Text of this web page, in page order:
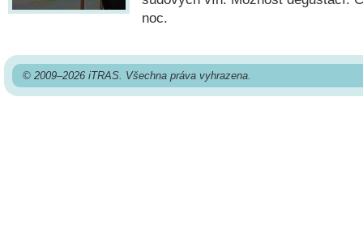
noc.
© 2009–2026 iTRAS. Všechna práva vyhrazena.